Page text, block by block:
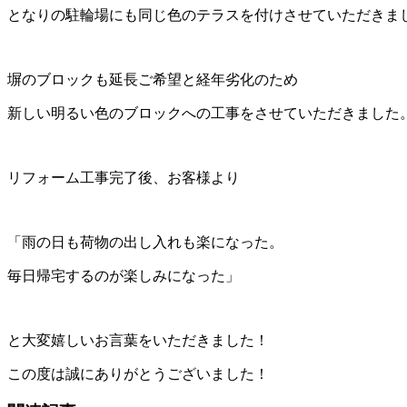
となりの駐輪場にも同じ色のテラスを付けさせていただきま
塀のブロックも延長ご希望と経年劣化のため
新しい明るい色のブロックへの工事をさせていただきました。
リフォーム工事完了後、お客様より
「雨の日も荷物の出し入れも楽になった。
毎日帰宅するのが楽しみになった」
と大変嬉しいお言葉をいただきました！
この度は誠にありがとうございました！